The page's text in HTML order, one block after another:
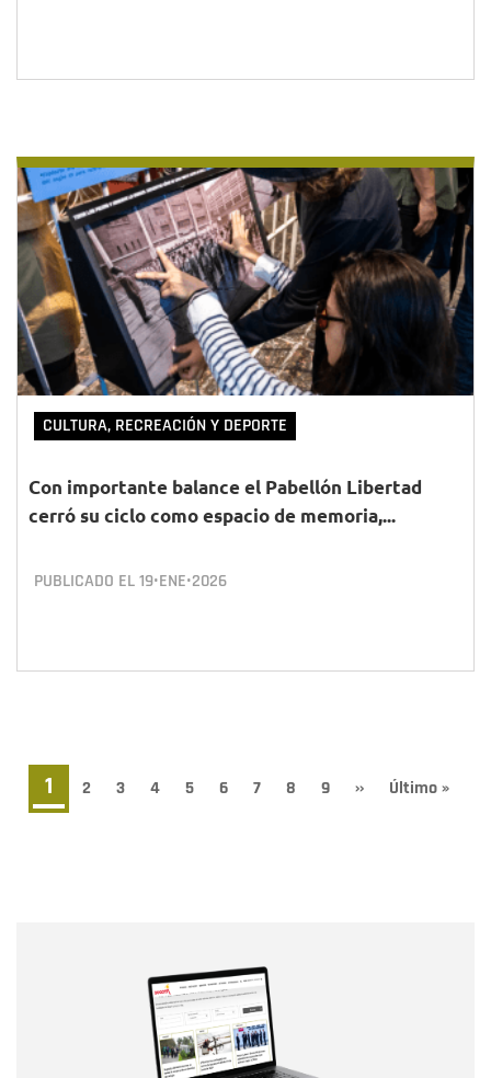
CULTURA, RECREACIÓN Y DEPORTE
Con importante balance el Pabellón Libertad
cerró su ciclo como espacio de memoria,...
PUBLICADO EL19•ENE•2026
Paginación
Página
actual
1 Page
2 Page
3 Page
4 Page
5 Page
6 Page
7 Page
8 Page
9
Siguiente
››
Última
Último »
Correo electrónico